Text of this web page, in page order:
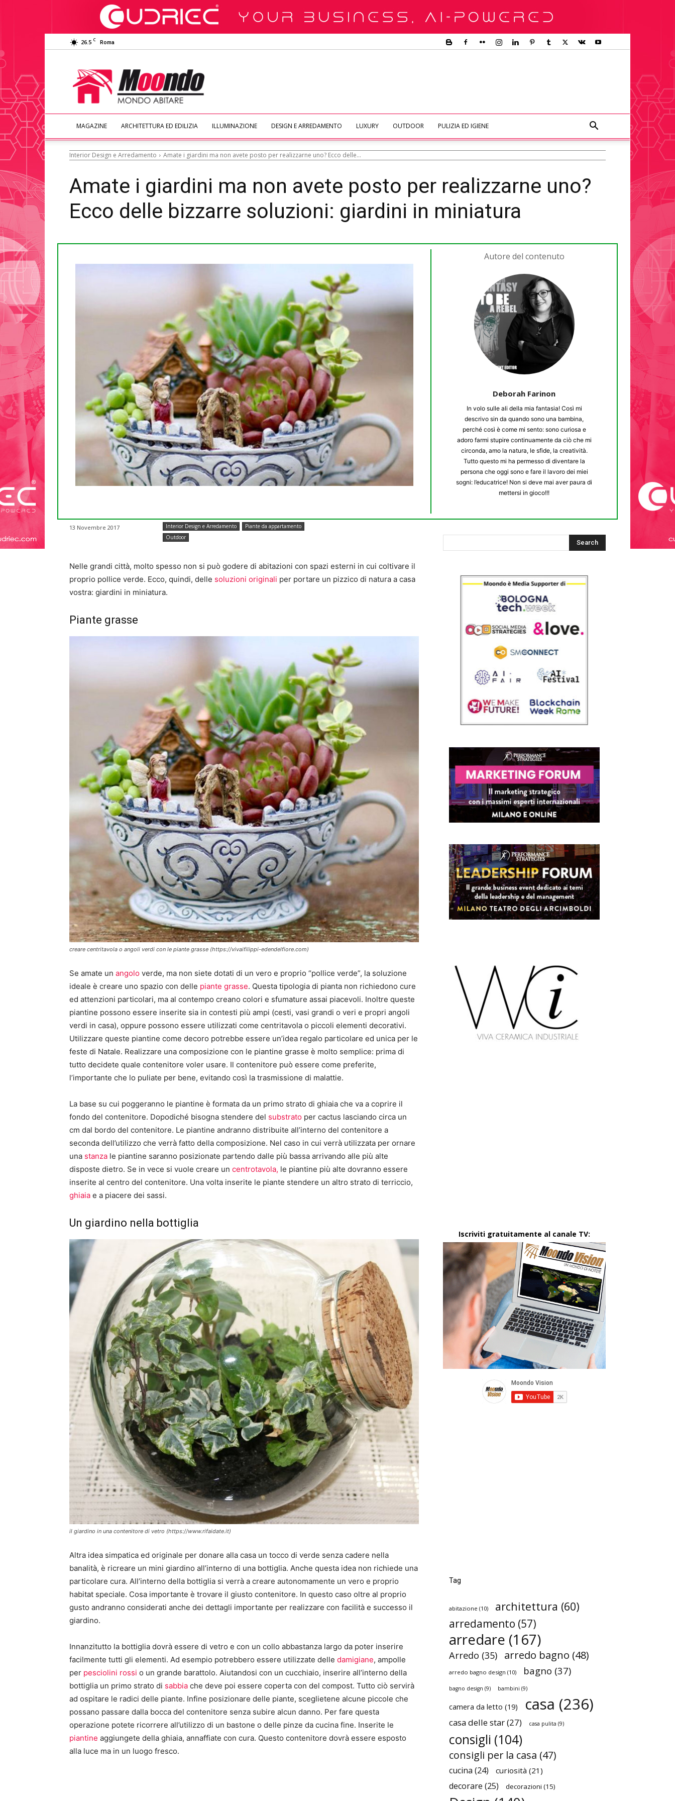
26.5 C Roma
Moondo
Abitare
MAGAZINE ARCHITETTURA ED EDILIZIA ILLUMINAZIONE DESIGN E ARREDAMENTO LUXURY OUTDOOR PULIZIA ED IGIENE
Interior Design e Arredamento Amate i giardini ma non avete posto per realizzarne uno? Ecco delle...
Amate i giardini ma non avete posto per realizzarne uno?
Ecco delle bizzarre soluzioni: giardini in miniatura
Autore del contenuto
Deborah Farinon
In volo sulle ali della mia fantasia! Così mi
descrivo sin da quando sono una bambina,
perché così è come mi sento: sono curiosa e
adoro farmi stupire continuamente da ciò che mi
circonda, amo la natura, le sfide, la creatività.
Tutto questo mi ha permesso di diventare la
persona che oggi sono e fare il lavoro dei miei
sogni: l’educatrice! Non si deve mai aver paura di
mettersi in gioco!!!
13 Novembre 2017 Interior Design e Arredamento
Piante da appartamento
Outdoor
Nelle grandi città, molto spesso non si può godere di abitazioni con spazi esterni in cui coltivare il
proprio pollice verde. Ecco, quindi, delle soluzioni originali per portare un pizzico di natura a casa
vostra: giardini in miniatura.
Piante grasse
creare centritavola o angoli verdi con le piante grasse (https://vivaifilippi-edendelfiore.com)
Se amate un angolo verde, ma non siete dotati di un vero e proprio “pollice verde”, la soluzione
ideale è creare uno spazio con delle piante grasse. Questa tipologia di pianta non richiedono cure
ed attenzioni particolari, ma al contempo creano colori e sfumature assai piacevoli. Inoltre queste
piantine possono essere inserite sia in contesti più ampi (cesti, vasi grandi o veri e propri angoli
verdi in casa), oppure possono essere utilizzati come centritavola o piccoli elementi decorativi.
Utilizzare queste piantine come decoro potrebbe essere un’idea regalo particolare ed unica per le
feste di Natale. Realizzare una composizione con le piantine grasse è molto semplice: prima di
tutto decidete quale contenitore voler usare. Il contenitore può essere come preferite,
l’importante che lo puliate per bene, evitando così la trasmissione di malattie.
La base su cui poggeranno le piantine è formata da un primo strato di ghiaia che va a coprire il
fondo del contenitore. Dopodiché bisogna stendere del substrato per cactus lasciando circa un
cm dal bordo del contenitore. Le piantine andranno distribuite all’interno del contenitore a
seconda dell’utilizzo che verrà fatto della composizione. Nel caso in cui verrà utilizzata per ornare
una stanza le piantine saranno posizionate partendo dalle più bassa arrivando alle più alte
disposte dietro. Se in vece si vuole creare un centrotavola, le piantine più alte dovranno essere
inserite al centro del contenitore. Una volta inserite le piante stendere un altro strato di terriccio,
ghiaia e a piacere dei sassi.
Un giardino nella bottiglia
il giardino in una contenitore di vetro (https://www.rifaidate.it)
Altra idea simpatica ed originale per donare alla casa un tocco di verde senza cadere nella
banalità, è ricreare un mini giardino all’interno di una bottiglia. Anche questa idea non richiede una
particolare cura. All’interno della bottiglia si verrà a creare autonomamente un vero e proprio
habitat speciale. Cosa importante è trovare il giusto contenitore. In questo caso oltre al proprio
gusto andranno considerati anche dei dettagli importante per realizzare con facilità e successo il
giardino.
Innanzitutto la bottiglia dovrà essere di vetro e con un collo abbastanza largo da poter inserire
facilmente tutti gli elementi. Ad esempio potrebbero essere utilizzate delle damigiane, ampolle
per pesciolini rossi o un grande barattolo. Aiutandosi con un cucchiaio, inserire all’interno della
bottiglia un primo strato di sabbia che deve poi essere coperta con del compost. Tutto ciò servirà
ad ospitare le radici delle piante. Infine posizionare delle piante, sceglietene alcune piccole che
possano passare dalla bocca del contenitore senza subire alcun danno. Per fare questa
operazione potete ricorrere all’utilizzo di un bastone o delle pinze da cucina fine. Inserite le
piantine aggiungete della ghiaia, annaffiate con cura. Questo contenitore dovrà essere esposto
alla luce ma in un luogo fresco.
Iscriviti gratuitamente al canale TV:
Tag
abitazione (10) architettura (60)
arredamento (57)
arredare (167)
Arredo (35) arredo bagno (48)
arredo bagno design (10) bagno (37)
bagno design (9) bambini (9)
camera da letto (19) casa (236)
casa delle star(27) casa pulita (9)
consigli (104)
consigli per la casa (47)
cucina (24) curiosità (21)
decorare (25) decorazioni (15)